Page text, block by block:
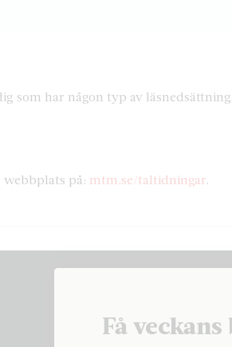
Få veckans
som har någon typ av läsnedsättning.
på: mtm.se/taltidningar.
Få
artiklar på